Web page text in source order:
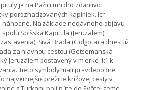
je na Pažici mnoho zdanlivo
porozhadzovaných kaplniek. Ich
náhodné. Na základe nedávneho objavu
spolu Spišská Kapitula (Jeruzalem),
Sivá Brada (Golgota) a dnes už
za hlavnou cestou (Getsemanská
Jeruzalem postavený v mierke 1:1 k
Tieto symboly mali pravdepodne
najvernejšie prežitie krížovej cesty v
s Turkami boli púte do Svätej zeme